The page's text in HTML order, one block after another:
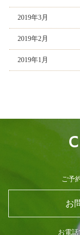
2019年3月
2019年2月
2019年1月
ご予
お
お電